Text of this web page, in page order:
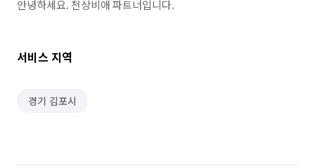
안녕하세요. 천상비애 파트너입니다.
서비스 지역
경기 김포시